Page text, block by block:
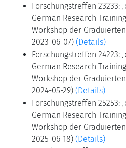
Forschungstreffen 23233:
German Research
Workshop der
2023-06-07) (Details)
Forschungstreffen 24223:
German Research
Workshop der
2024-05-29) (Details)
Forschungstreffen 25253:
German Research
Workshop der
2025-06-18) (Details)